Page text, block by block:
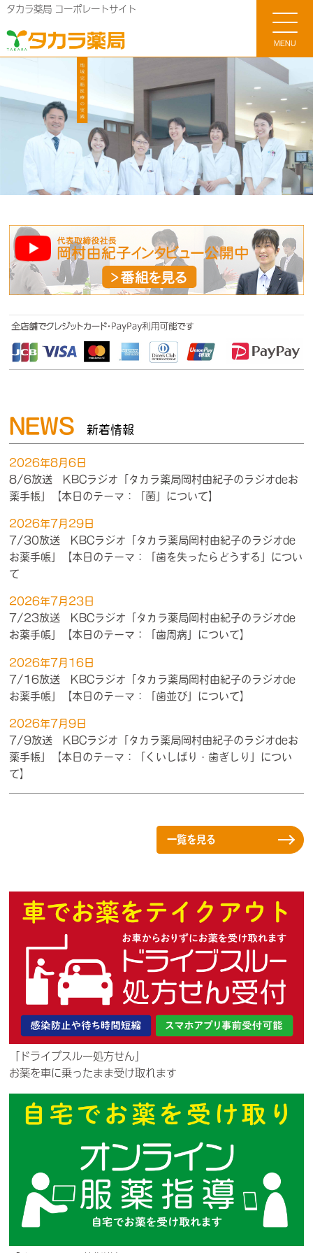
タカラ薬局 コーポレートサイト
MENU
NEWS 新着情報
2026年8月6日
8/6放送 KBCラジオ「タカラ薬局岡村由紀子のラジオdeお
薬手帳」【本日のテーマ：「菌」について】
2026年7月29日
7/30放送 KBCラジオ「タカラ薬局岡村由紀子のラジオde
お薬手帳」【本日のテーマ：「歯を失ったらどうする」につい
て
2026年7月23日
7/23放送 KBCラジオ「タカラ薬局岡村由紀子のラジオde
お薬手帳」【本日のテーマ：「歯周病」について】
2026年7月16日
7/16放送 KBCラジオ「タカラ薬局岡村由紀子のラジオde
お薬手帳」【本日のテーマ：「歯並び」について】
2026年7月9日
7/9放送 KBCラジオ「タカラ薬局岡村由紀子のラジオdeお
薬手帳」【本日のテーマ：「くいしばり・歯ぎしり」につい
て】
一覧を見る
「ドライブスルー処方せん」
お薬を車に乗ったまま受け取れます